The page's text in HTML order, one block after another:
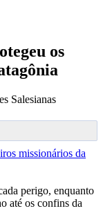
os
Salesianas
perigo, enquanto
até os confins da